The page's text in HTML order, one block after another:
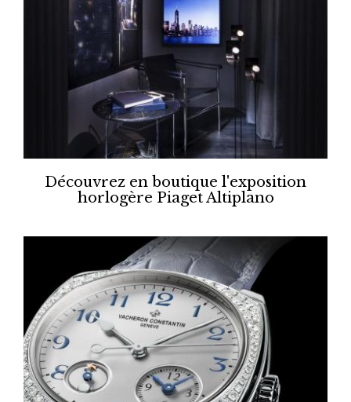
Découvrez en boutique l'exposition
horlogère Piaget Altiplano